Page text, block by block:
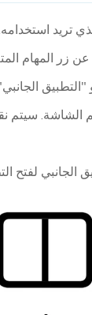
تريد
زر المهام
سيتم
الجانبي لفتح